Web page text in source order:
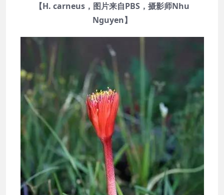
【H. carneus，图片来自PBS，摄影师Nhu
Nguyen】